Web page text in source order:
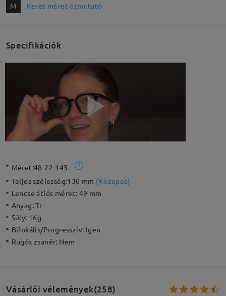
M Keret méret útmutató
Specifikációk
Méret:48-22-143
Teljes szélesség:130 mm (Közepes)
Lencse átlós méret: 49 mm
Anyag:Tr
Súly: 16g
Bifokális/Progresszív: Igen
Rugós zsanér: Nem
Vásárlói vélemények(258)